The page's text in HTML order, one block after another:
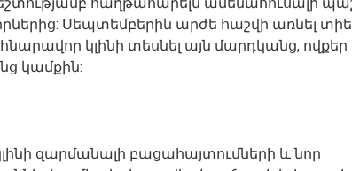
Սեպտեմբերին արժե հաշվի առնել
հնարավոր կլինի տեսնել այն մարդկանց,
կամքին:
զարմանալի բացահայտումների և նոր